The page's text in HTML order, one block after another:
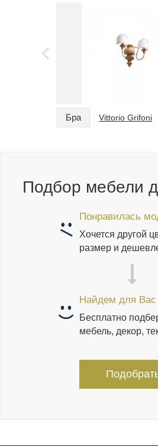
Бра Vittorio Grifoni
Подбор мебели
Понравилась
Хочется другой
размер и
Найдем для
Бесплатно
мебель, декор,